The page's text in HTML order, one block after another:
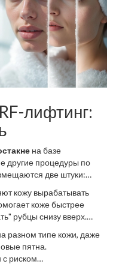
лифтинг:
на базе
другие процедуры по
две штуки:
а на кончиках
Получается реально
кожу вырабатывать
коже быстрее
рубцы снизу вверх.
разном типе кожи, даже
пятна.
с риском